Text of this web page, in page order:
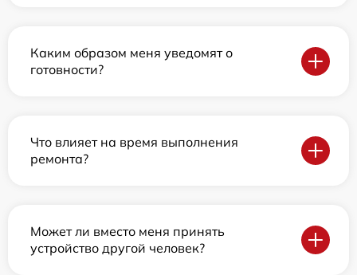
Каким образом меня уведомят о
готовности?
Что влияет на время выполнения
ремонта?
Может ли вместо меня принять
устройство другой человек?